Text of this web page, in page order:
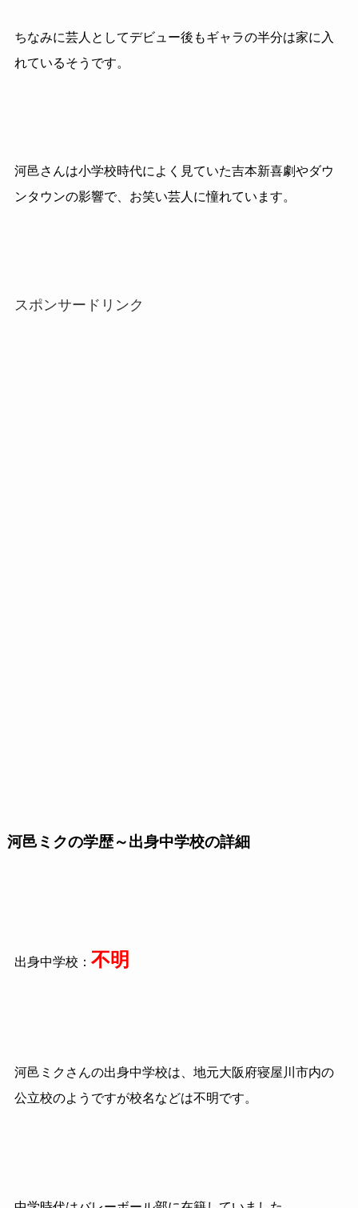
ちなみに芸人としてデビュー後もギャラの半分は家に入
れているそうです。
河邑さんは小学校時代によく見ていた吉本新喜劇やダウ
ンタウンの影響で、お笑い芸人に憧れています。
スポンサードリンク
河邑ミクの学歴～出身中学校の詳細
出身中学校： 不明
河邑ミクさんの出身中学校は、地元大阪府寝屋川市内の
公立校のようですが校名などは不明です。